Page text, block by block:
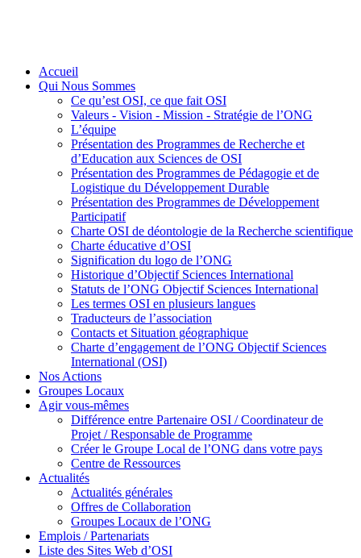
Accueil
Qui Nous Sommes
Ce qu’est OSI, ce que fait OSI
Valeurs - Vision - Mission - Stratégie de l’ONG
L’équipe
Présentation des Programmes de Recherche et
d’Education aux Sciences de OSI
Présentation des Programmes de Pédagogie et de
Logistique du Développement Durable
Présentation des Programmes de Développement
Participatif
Charte OSI de déontologie de la Recherche scientifique
Charte éducative d’OSI
Signification du logo de l’ONG
Historique d’Objectif Sciences International
Statuts de l’ONG Objectif Sciences International
Les termes OSI en plusieurs langues
Traducteurs de l’association
Contacts et Situation géographique
Charte d’engagement de l’ONG Objectif Sciences
International (OSI)
Nos Actions
Groupes Locaux
Agir vous-mêmes
Différence entre Partenaire OSI / Coordinateur de
Projet / Responsable de Programme
Créer le Groupe Local de l’ONG dans votre pays
Centre de Ressources
Actualités
Actualités générales
Offres de Collaboration
Groupes Locaux de l’ONG
Emplois / Partenariats
Liste des Sites Web d’OSI